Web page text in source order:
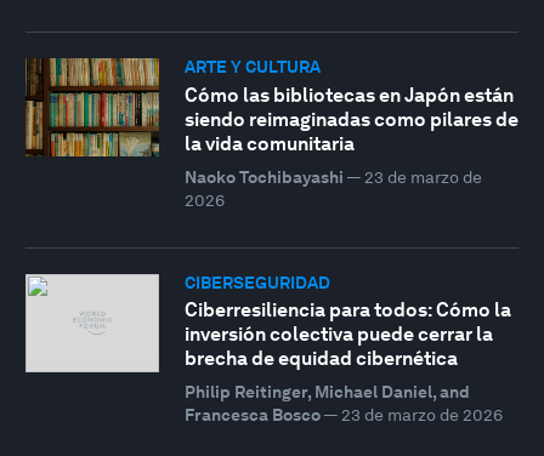
ARTE Y CULTURA
Cómo las bibliotecas en Japón están
siendo reimaginadas como pilares de
la vida comunitaria
Naoko Tochibayashi — 23 de marzo de
2026
CIBERSEGURIDAD
Ciberresiliencia para todos: Cómo la
inversión colectiva puede cerrar la
brecha de equidad cibernética
Philip Reitinger, Michael Daniel, and
Francesca Bosco— 23 de marzo de 2026